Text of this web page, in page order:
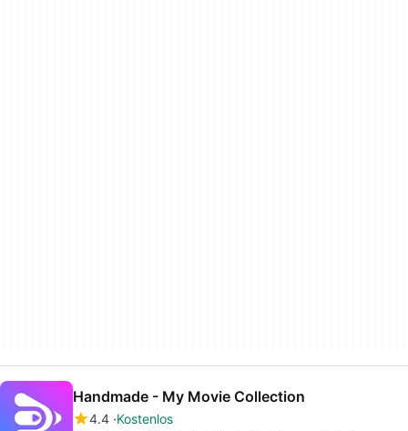
Handmade - My Movie Collection
4.4 Kostenlos